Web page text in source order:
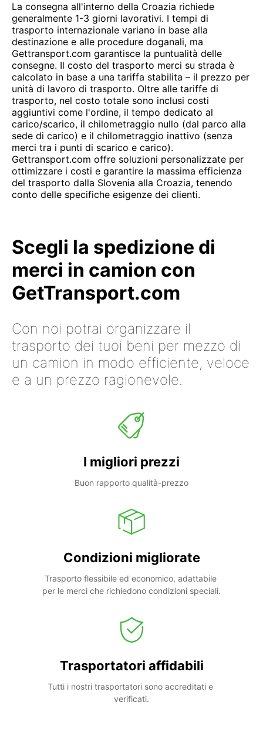
La consegna all'interno della Croazia richiede
generalmente 1-3 giorni lavorativi. I tempi di
trasporto internazionale variano in base alla
destinazione e alle procedure doganali, ma
Gettransport.com garantisce la puntualità delle
consegne. Il costo del trasporto merci su strada è
calcolato in base a una tariffa stabilita – il prezzo per
unità di lavoro di trasporto. Oltre alle tariffe di
trasporto, nel costo totale sono inclusi costi
aggiuntivi come l'ordine, il tempo dedicato al
carico/scarico, il chilometraggio nullo (dal parco alla
sede di carico) e il chilometraggio inattivo (senza
merci tra i punti di scarico e carico).
Gettransport.com offre soluzioni personalizzate per
ottimizzare i costi e garantire la massima efficienza
del trasporto dalla Slovenia alla Croazia, tenendo
conto delle specifiche esigenze dei clienti.
Scegli la spedizione di
merci in camion con
GetTransport.com
Con noi potrai organizzare il
trasporto dei tuoi beni per mezzo di
un camion in modo efficiente, veloce
e a un prezzo ragionevole.
I migliori prezzi
Buon rapporto qualità-prezzo
Condizioni migliorate
Trasporto flessibile ed economico, adattabile
per le merci che richiedono condizioni speciali.
Trasportatori affidabili
Tutti i nostri trasportatori sono accreditati e
verificati.